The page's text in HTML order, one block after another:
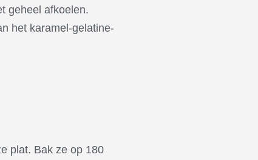
geheel afkoelen.
het karamel-gelatine-
plat. Bak ze op 180